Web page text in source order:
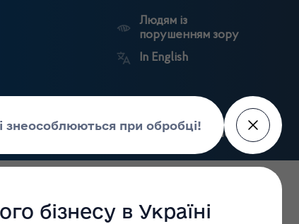
Людям із
порушенням зору
In English
центр Пошук
нагляд
реєстри
портал
Держлікслужби